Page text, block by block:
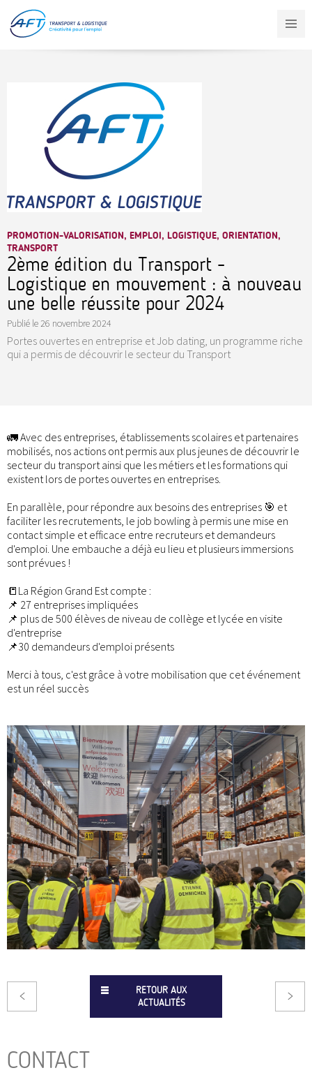
contenu
principal
PROMOTION-VALORISATION, EMPLOI, LOGISTIQUE, ORIENTATION,
TRANSPORT
2ème édition du Transport -
Logistique en mouvement : à nouveau
une belle réussite pour 2024
Publié le 26 novembre 2024
Portes ouvertes en entreprise et Job dating, un programme riche
qui a permis de découvrir le secteur du Transport
🚛 Avec des entreprises, établissements scolaires et partenaires
mobilisés, nos actions ont permis aux plus jeunes de découvrir le
secteur du transport ainsi que les métiers et les formations qui
existent lors de portes ouvertes en entreprises.
En parallèle, pour répondre aux besoins des entreprises 🎯 et
faciliter les recrutements, le job bowling à permis une mise en
contact simple et efficace entre recruteurs et demandeurs
d'emploi. Une embauche a déjà eu lieu et plusieurs immersions
sont prévues !
📒La Région Grand Est compte :
📌 27 entreprises impliquées
📌 plus de 500 élèves de niveau de collège et lycée en visite
d'entreprise
📌30 demandeurs d'emploi présents
Merci à tous, c'est grâce à votre mobilisation que cet événement
est un réel succès
RETOUR AUX
ACTUALITÉS
CONTACT